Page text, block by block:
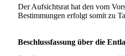
Der Aufsichtsrat hat den vom
Bestimmungen erfolgt somit zu
Beschlussfassung über die